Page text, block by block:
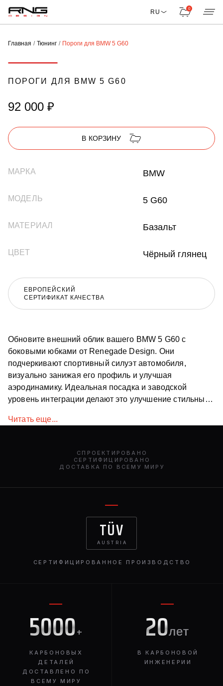
RU 0
Главная Тюнинг Пороги для BMW 5 G60
ПОРОГИ ДЛЯ BMW 5 G60
92 000 ₽
В КОРЗИНУ
МАРКА BMW
МОДЕЛЬ 5 G60
МАТЕРИАЛ Базальт
ЦВЕТ Чёрный глянец
ЕВРОПЕЙСКИЙ
СЕРТИФИКАТ КАЧЕСТВА
Обновите внешний облик вашего BMW 5 G60 с
боковыми юбками от Renegade Design. Они
подчеркивают спортивный силуэт автомобиля,
визуально занижая его профиль и улучшая
аэродинамику. Идеальная посадка и заводской
уровень интеграции делают это улучшение стильным
Читать еще...
СПРОЕКТИРОВАНО
СЕРТИФИЦИРОВАНО
ДОСТАВКА ПО ВСЕМУ МИРУ
5000+
КАРБОНОВЫХ
ДЕТАЛЕЙ
ДОСТАВЛЕНО ПО
ВСЕМУ МИРУ
20лет
В КАРБОНОВОЙ
ИНЖЕНЕРИИ
TÜV
AUSTRIA
СЕРТИФИЦИРОВАННОЕ ПРОИЗВОДСТВО